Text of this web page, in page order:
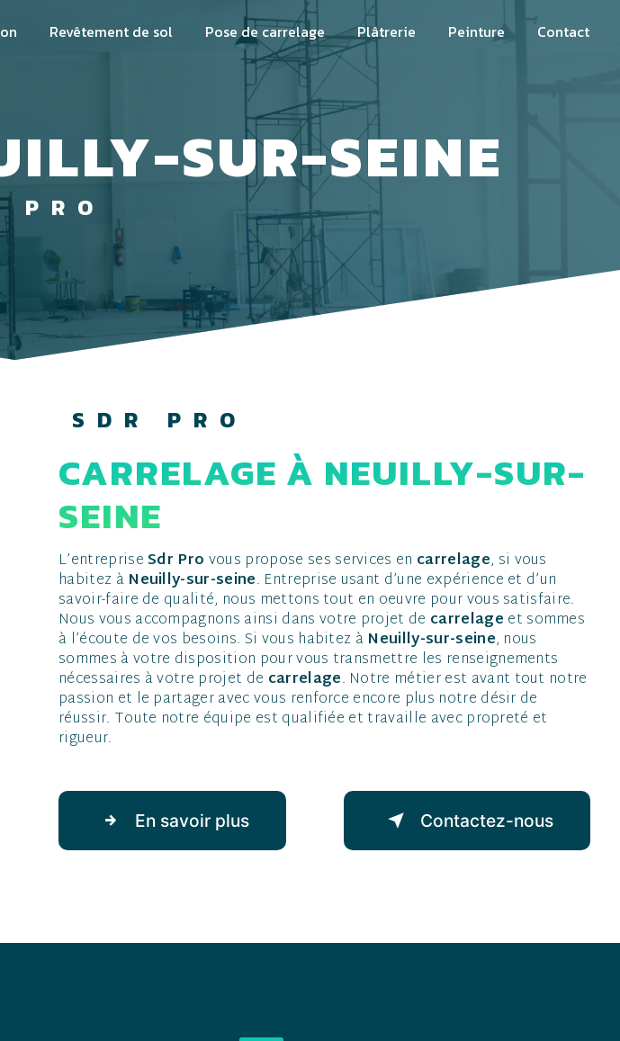
Revêtement de sol Pose de carrelage Plâtrerie Peinture Contact
SUR-SEINE
PRO
SDR PRO
CARRELAGE À NEUILLY-SUR-
SEINE
L’entrepriseSdr Pro vous propose ses services en carrelage, si vous
habitez à Neuilly-sur-seine. Entreprise usant d’une expérience et d’un
savoir-faire de qualité, nous mettons tout en oeuvre pour vous satisfaire.
Nous vous accompagnons ainsi dans votre projet de carrelage et sommes
à l’écoute de vos besoins. Si vous habitez à Neuilly-sur-seine, nous
sommes à votre disposition pour vous transmettre les renseignements
nécessaires à votre projet de carrelage. Notre métier est avant tout notre
passion et le partager avec vous renforce encore plus notre désir de
réussir. Toute notre équipe est qualifiée et travaille avec propreté et
rigueur.
En savoir plus Contactez-nous